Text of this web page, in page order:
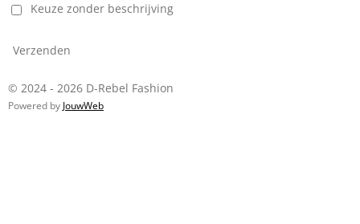
Keuze zonder beschrijving
Verzenden
© 2024 - 2026 D-Rebel Fashion
Powered by JouwWeb